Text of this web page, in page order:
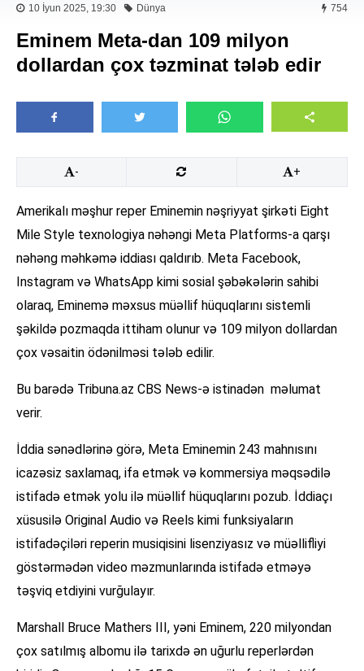
10 İyun 2025, 19:30 Dünya 754
Eminem Meta-dan 109 milyon
dollardan çox təzminat tələb edir
- +
Amerikalı məşhur reper Eminemin nəşriyyat şirkəti Eight
Mile Style texnologiya nəhəngi Meta Platforms-a qarşı
nəhəng məhkəmə iddiası qaldırıb. Meta Facebook,
Instagram və WhatsApp kimi sosial şəbəkələrin sahibi
olaraq, Eminemə məxsus müəllif hüquqlarını sistemli
şəkildə pozmaqda ittiham olunur və 109 milyon dollardan
çox vəsaitin ödənilməsi tələb edilir.
Bu barədə Tribuna.az CBS News-ə istinadən məlumat
verir.
İddia sənədlərinə görə, Meta Eminemin 243 mahnısını
icazəsiz saxlamaq, ifa etmək və kommersiya məqsədilə
istifadə etmək yolu ilə müəllif hüquqlarını pozub. İddiaçı
xüsusilə Original Audio və Reels kimi funksiyaların
istifadəçiləri reperin musiqisini lisenziyasız və müəllifliyi
göstərmədən video məzmunlarında istifadə etməyə
təşviq etdiyini vurğulayır.
Marshall Bruce Mathers III, yəni Eminem, 220 milyondan
çox satılmış albomu ilə tarixdə ən uğurlu reperlərdən